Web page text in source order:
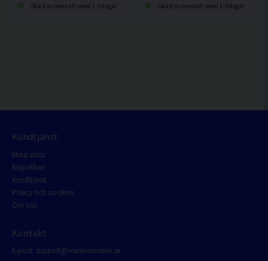
Skickas normalt inom 1-3 dagar Skickas normalt inom 1-3 dagar
Kundtjänst
Mina sidor
Köpvillkor
Kundtjänst
Policy och cookies
Om oss
Kontakt
E-post: support@maskinonline.se